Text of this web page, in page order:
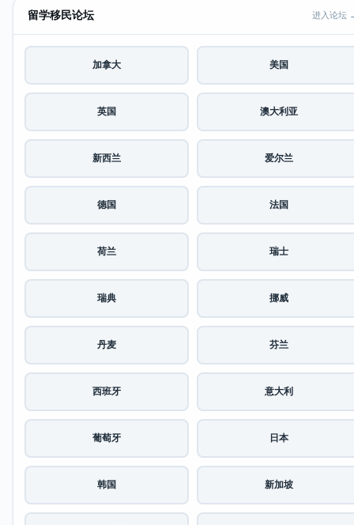
留学移民论坛 进入论坛
加拿大 美国
英国 澳大利亚
新西兰 爱尔兰
德国 法国
荷兰 瑞士
瑞典 挪威
丹麦 芬兰
西班牙 意大利
葡萄牙 日本
韩国 新加坡